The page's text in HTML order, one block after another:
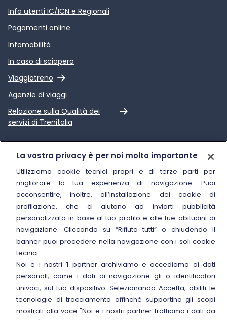
Info utenti IC/ICN e Regionali
Pagamenti online
Infomobilità
In caso di sciopero
Viaggiatreno
Link esterno
Agenzie di viaggi
Relazione sulla Qualità dei
servizi di Trenitalia
Link esterno
Chi siamo
Sostenibilità
Trenitalia for Business
Manuale di Conservazione
Link esterno
Carriere
Link esterno
La Freccia Mag
Link esterno
Noleggia un treno charter
Viaggi di gruppo
La vostra privacy è per noi molto importante
Utilizziamo cookie tecnici propri e di terze parti per
migliorare la tua esperienza di navigazione. Puoi
acconsentire, inoltre, all’installazione dei cookie di
profilazione, che ci aiutano ad inviarti pubblicità
personalizzata in base al tuo profilo e alle tue abitudini di
navigazione. Cliccando su “Rifiuta tutti” o chiudendo il
banner puoi procedere nella navigazione con i soli cookie
tecnici.
Noi e i nostri1 partner archiviamo e accediamo ai dati
personali, come i dati di navigazione gli o identificatori
univoci, sul tuo dispositivo. Selezionando Accetta, abiliti le
tecnologie di tracciamento affinché supportino gli scopi
mostrati alla voce "Noi e i nostri partner trattiamo i dati da